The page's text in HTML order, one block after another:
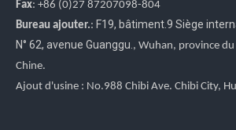
Fax: +86 (0)27 87207098-804
Bureau ajouter.: F19, bâtiment.9 Siège
N° 62, avenue Guanggu., Wuhan, province du
Chine.
Ajout d'usine : No.988 Chibi Ave. Chibi City,